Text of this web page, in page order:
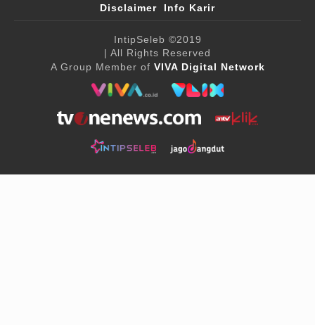
Disclaimer
Info Karir
IntipSeleb ©2019
| All Rights Reserved
A Group Member of VIVA Digital Network